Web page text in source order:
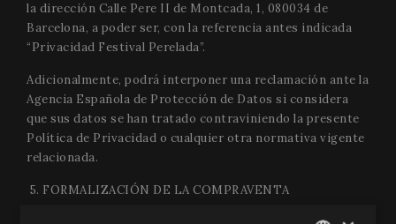
la dirección Calle Pere II de Montcada, 1, 080034 de
Barcelona, a poder ser, con la referencia antes indicada
“Privacidad Festival Perelada”.
Adicionalmente, podrá interponer una reclamación ante la
Agencia Española de Protección de Datos si considera
que sus datos se han tratado contraviniendo la presente
Política de Privacidad o cualquier otra normativa vigente
relacionada.
5. FORMALIZACIÓN DE LA COMPRAVENTA